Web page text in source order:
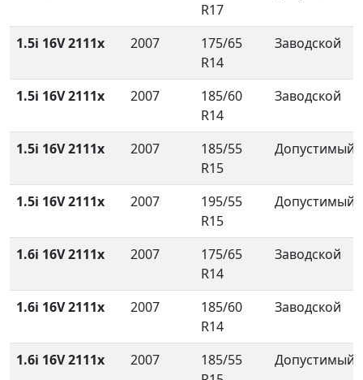
R17
1.5i 16V 2111x 2007
175/65
R14
Заводской
1.5i 16V 2111x 2007
185/60
R14
Заводской
1.5i 16V 2111x 2007
185/55
R15
Допустимый
1.5i 16V 2111x 2007
195/55
R15
Допустимый
1.6i 16V 2111x 2007
175/65
R14
Заводской
1.6i 16V 2111x 2007
185/60
R14
Заводской
1.6i 16V 2111x 2007
185/55
Допустимый